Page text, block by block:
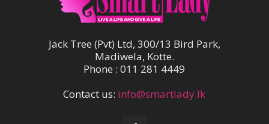
Jack Tree (Pvt) Ltd, 300/13 Bird Park,
Madiwela, Kotte.
Phone : 011 281 4449
Contact us: info@smartlady.lk